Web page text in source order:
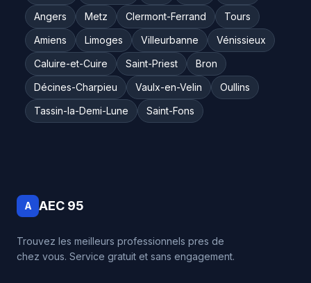
Angers
Metz Clermont-Ferrand
Tours
Amiens
Limoges Villeurbanne
Vénissieux
Caluire-et-Cuire
Saint-Priest
Bron
Décines-Charpieu
Vaulx-en-Velin
Oullins
Tassin-la-Demi-Lune
Saint-Fons
A AEC 95
Trouvez les meilleurs professionnels pres de
chez vous. Service gratuit et sans engagement.